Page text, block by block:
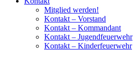
Mitglied werden!
Kontakt – Vorstand
Kontakt – Kommandant
Kontakt – Jugendfeuerwehr
Kontakt – Kinderfeuerwehr